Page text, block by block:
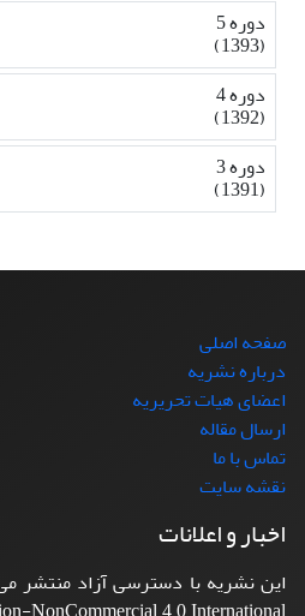
دوره 5
(1393)
دوره 4
(1392)
دوره 3
(1391)
صفحه اصلی
درباره نشریه
اعضای هیات تحریریه
ارسال مقاله
تماس با ما
نقشه سایت
اخبار و اعلانات
این نشریه با دسترسی آزاد منتشر